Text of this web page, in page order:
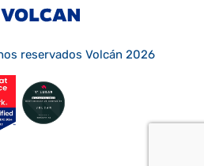
reservados Volcán 2026